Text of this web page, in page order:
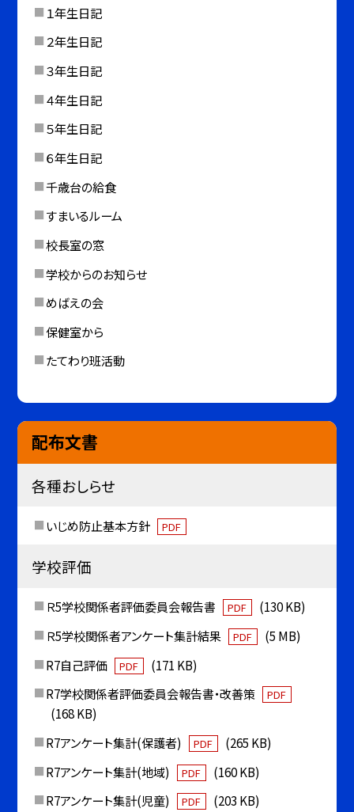
１年生日記
２年生日記
３年生日記
４年生日記
５年生日記
６年生日記
千歳台の給食
すまいるルーム
校長室の窓
学校からのお知らせ
めばえの会
保健室から
たてわり班活動
配布文書
各種おしらせ
いじめ防止基本方針 PDF
学校評価
Ｒ5学校関係者評価委員会報告書 PDF
(130 KB)
Ｒ5学校関係者アンケート集計結果
PDF
(5 MB)
R7自己評価
PDF
(171 KB)
R7学校関係者評価委員会報告書・改善策
PDF
(168 KB)
R7アンケート集計(保護者)
PDF
(265 KB)
R7アンケート集計(地域)
PDF
(160 KB)
R7アンケート集計(児童)
PDF (203 KB)